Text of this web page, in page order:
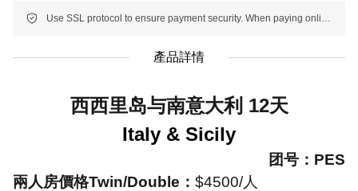
Use SSL protocol to ensure payment security. When paying online, your payment information is protected.
產品詳情
西西里岛与南意大利 12天
Italy & Sicily
团号： PES
兩人房價格Twin/Double ： $4500/人